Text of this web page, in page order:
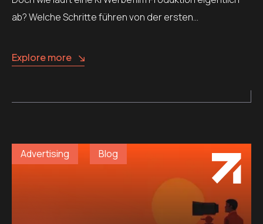
ab? Welche Schritte führen von der ersten…
Explore more
Advertising Blog